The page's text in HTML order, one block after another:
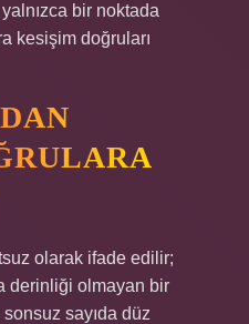
bir noktada
kesişim doğruları
olarak ifade edilir;
derinliği olmayan bir
sayıda düz